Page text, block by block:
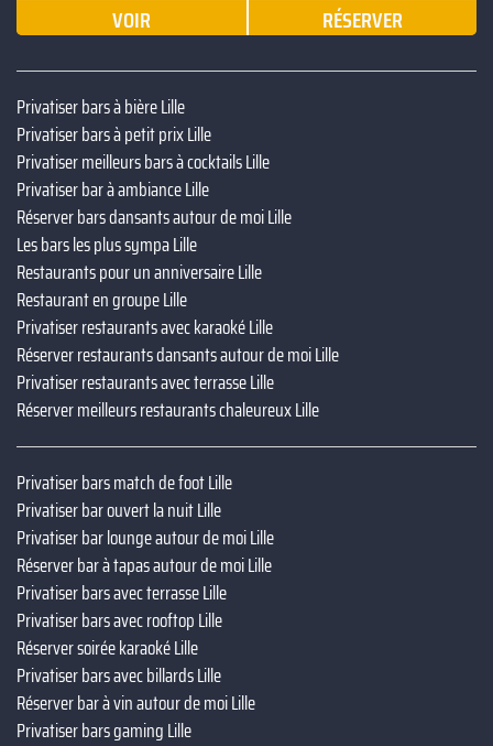
VOIR RÉSERVER
Privatiser bars à bière Lille
Privatiser bars à petit prix Lille
Privatiser meilleurs bars à cocktails Lille
Privatiser bar à ambiance Lille
Réserver bars dansants autour de moi Lille
Les bars les plus sympa Lille
Restaurants pour un anniversaire Lille
Restaurant en groupe Lille
Privatiser restaurants avec karaoké Lille
Réserver restaurants dansants autour de moi Lille
Privatiser restaurants avec terrasse Lille
Réserver meilleurs restaurants chaleureux Lille
Privatiser bars match de foot Lille
Privatiser bar ouvert la nuit Lille
Privatiser bar lounge autour de moi Lille
Réserver bar à tapas autour de moi Lille
Privatiser bars avec terrasse Lille
Privatiser bars avec rooftop Lille
Réserver soirée karaoké Lille
Privatiser bars avec billards Lille
Réserver bar à vin autour de moi Lille
Privatiser bars gaming Lille